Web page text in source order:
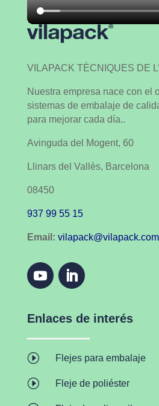
VILAPACK TÈCNIQUES DE
Nuestra empresa nace con el
sistemas de embalaje de
para mejorar cada día..
Avinguda del Mogent, 60
Llinars del Vallès, Barcelona
08450
937 99 55 15
Email: vilapack@vilapack.com
Enlaces de interés
I Flejes para embalaje
I Fleje de poliéster